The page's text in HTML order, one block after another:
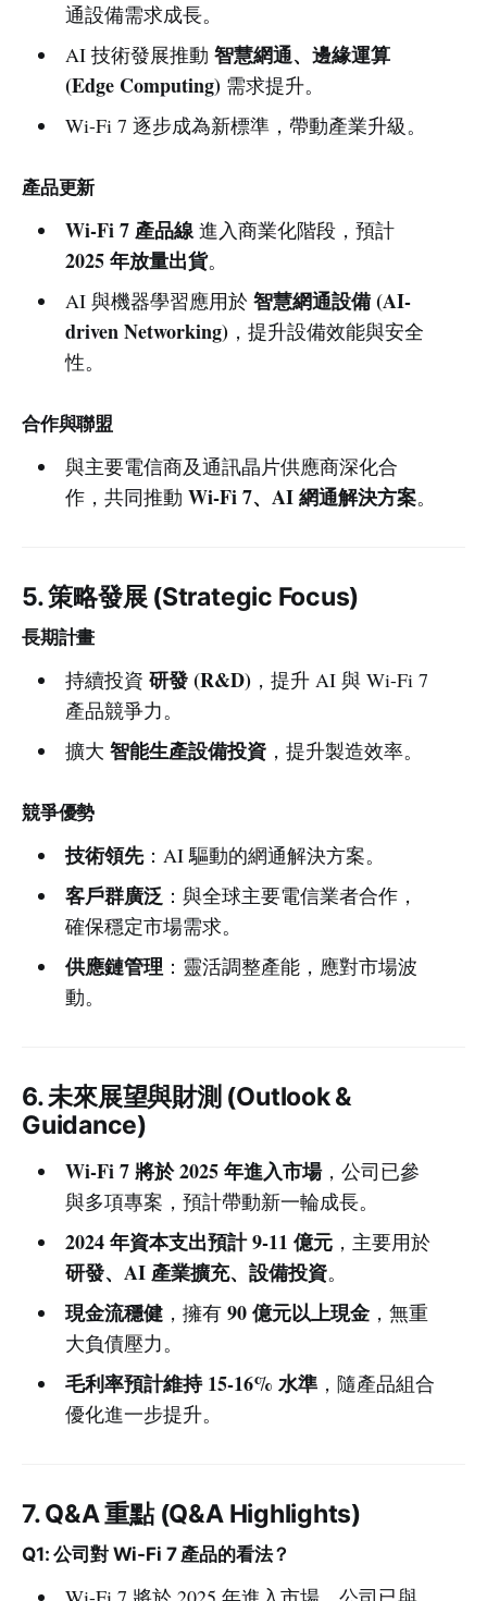
通設備需求成長。
AI 技術發展推動 智慧網通、邊緣運算
(Edge Computing)需求提升。
Wi-Fi 7 逐步成為新標準，帶動產業升級。
產品更新
Wi-Fi 7 產品線進入商業化階段，預計
2025 年放量出貨。
AI 與機器學習應用於 智慧網通設備 (AI-
driven Networking)，提升設備效能與安全
性。
合作與聯盟
與主要電信商及通訊晶片供應商深化合
作，共同推動 Wi-Fi 7、AI 網通解決方案。
5. 策略發展 (Strategic Focus)
長期計畫
持續投資 研發 (R&D)，提升 AI 與 Wi-Fi 7
產品競爭力。
擴大 智能生產設備投資，提升製造效率。
競爭優勢
技術領先：AI 驅動的網通解決方案。
客戶群廣泛 ：與全球主要電信業者合作，
確保穩定市場需求。
供應鏈管理 ：靈活調整產能，應對市場波
動。
6. 未來展望與財測 (Outlook &
Guidance)
Wi-Fi 7 將於 2025 年進入市場，公司已參
與多項專案，預計帶動新一輪成長。
2024 年資本支出預計 9-11 億元，主要用於
研發、AI 產業擴充、設備投資。
現金流穩健，擁有 90 億元以上現金，無重
大負債壓力。
毛利率預計維持 15-16% 水準，隨產品組合
優化進一步提升。
7. Q&A 重點 (Q&A Highlights)
Q1: 公司對 Wi-Fi 7 產品的看法？